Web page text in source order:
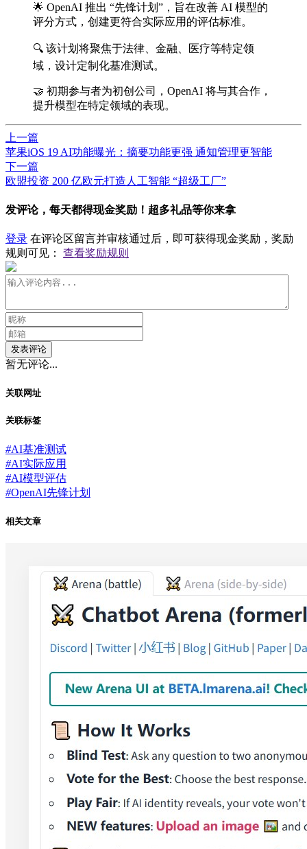
🌟 OpenAI 推出 “先锋计划”，旨在改善 AI 模型的
评分方式，创建更符合实际应用的评估标准。
🔍 该计划将聚焦于法律、金融、医疗等特定领
域，设计定制化基准测试。
🤝 初期参与者为初创公司，OpenAI 将与其合作，
提升模型在特定领域的表现。
上一篇
苹果iOS 19 AI功能曝光：摘要功能更强 通知管理更智能
下一篇
​欧盟投资 200 亿欧元打造人工智能 “超级工厂”
发评论，每天都得现金奖励！超多礼品等你来拿
登录 在评论区留言并审核通过后，即可获得现金奖励，奖励
规则可见： 查看奖励规则
发表评论
暂无评论...
关联网址
关联标签
#AI基准测试
#AI实际应用
#AI模型评估
#OpenAI先锋计划
相关文章